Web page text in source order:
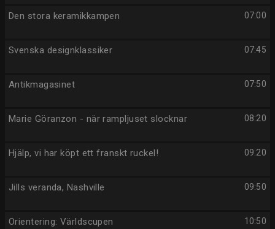
07:00
Den stora keramikkampen
07:45
Svenska designklassiker
07:50
Antikmagasinet
08:20
Marie Göranzon - när rampljuset slocknar
09:20
Hjälp, vi har köpt ett franskt ruckel!
09:50
Jills veranda, Nashville
10:50
Orientering: Världscupen